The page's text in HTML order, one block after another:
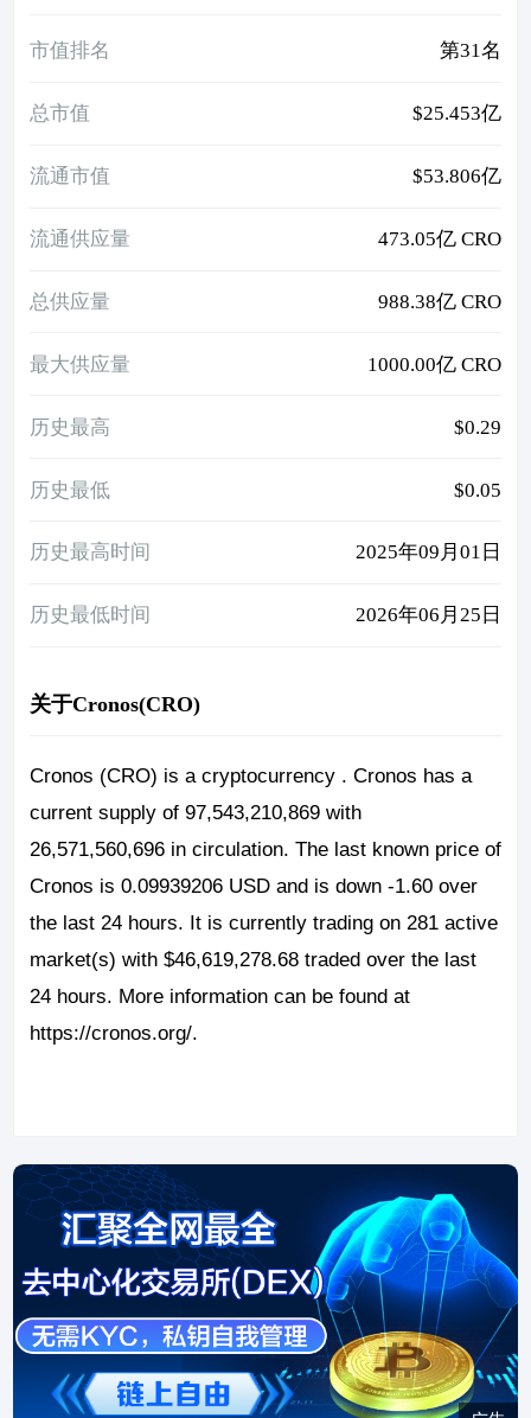
市值排名 第31名
总市值 $25.453亿
流通市值 $53.806亿
流通供应量 473.05亿 CRO
总供应量 988.38亿 CRO
最大供应量 1000.00亿 CRO
历史最高 $0.29
历史最低 $0.05
历史最高时间 2025年09月01日
历史最低时间 2026年06月25日
关于Cronos(CRO)
Cronos (CRO) is a cryptocurrency . Cronos has a
current supply of 97,543,210,869 with
26,571,560,696 in circulation. The last known price of
Cronos is 0.09939206 USD and is down -1.60 over
the last 24 hours. It is currently trading on 281 active
market(s) with $46,619,278.68 traded over the last
24 hours. More information can be found at
https://cronos.org/.